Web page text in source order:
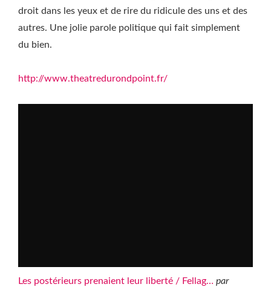
droit dans les yeux et de rire du ridicule des uns et des
autres. Une jolie parole politique qui fait simplement
du bien.
http://www.theatredurondpoint.fr/
Les postérieurs prenaient leur liberté / Fellag… par